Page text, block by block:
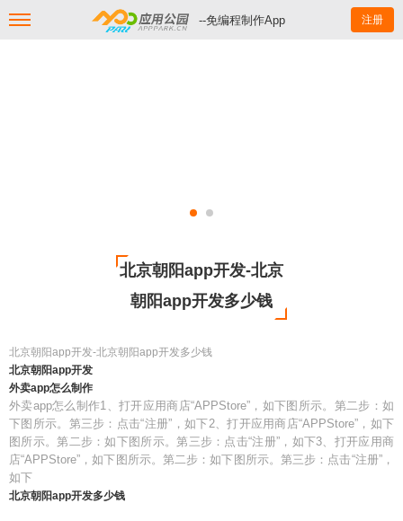
--免编程制作App 注册
北京朝阳app开发-北京
朝阳app开发多少钱
北京朝阳app开发-北京朝阳app开发多少钱
北京朝阳app开发
外卖app怎么制作
外卖app怎么制作1、打开应用商店“APPStore”，如下图所示。第二步：如
下图所示。第三步：点击“注册”，如下2、打开应用商店“APPStore”，如下
图所示。第二步：如下图所示。第三步：点击“注册”，如下3、打开应用商
店“APPStore”，如下图所示。第二步：如下图所示。第三步：点击“注册”，
如下
北京朝阳app开发多少钱